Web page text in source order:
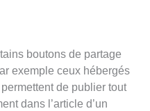
boutons de partage
exemple ceux hébergés
de publier tout
dans l’article d’un